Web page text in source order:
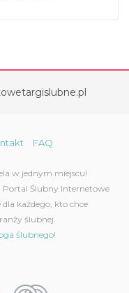
FAQ
w jednym miejscu!
Portal Ślubny Internetowe
każdego, kto chce
ślubnej.
ślubnego!